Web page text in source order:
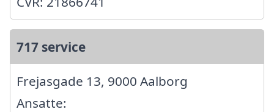
717 service
Frejasgade 13, 9000 Aalborg
Ansatte: